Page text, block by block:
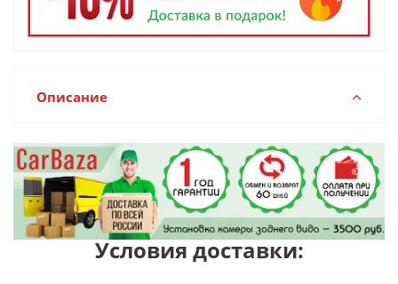
Описание
Условия доставки: